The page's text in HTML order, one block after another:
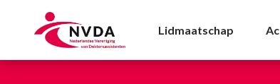
Voorzittersblog:
Lidmaatschap